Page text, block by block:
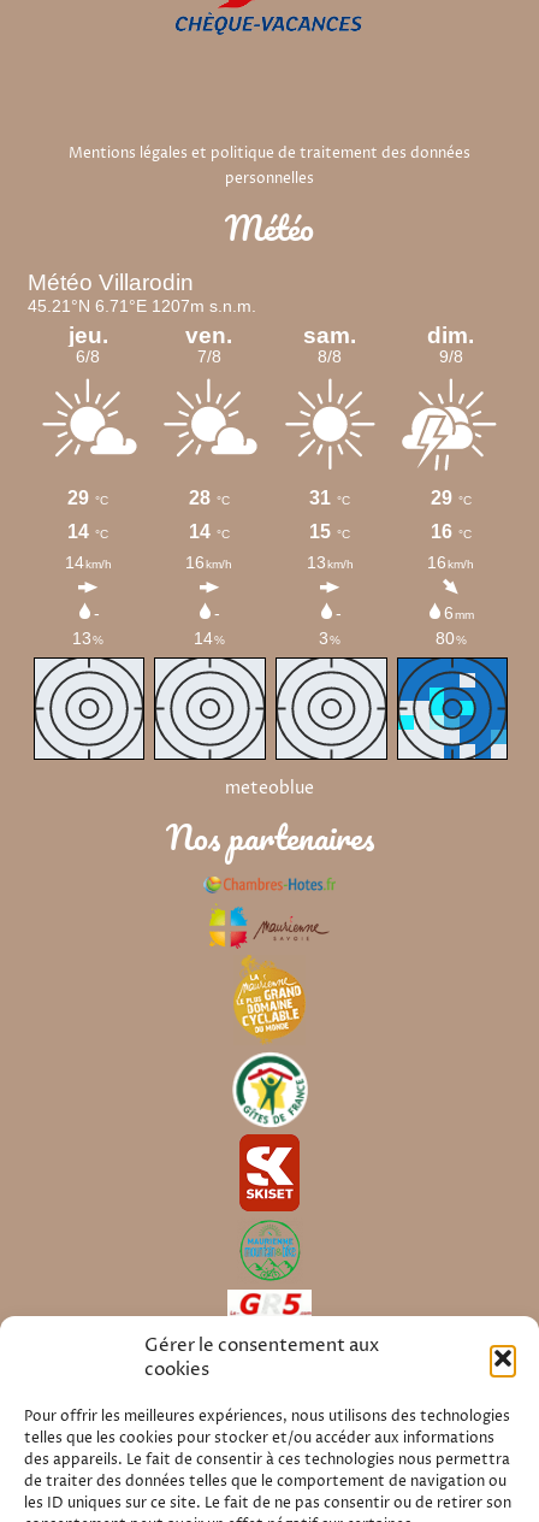
Gérer le consentement aux
cookies
Pour offrir les meilleures expériences, nous utilisons des technologies
telles que les cookies pour stocker et/ou accéder aux informations
des appareils. Le fait de consentir à ces technologies nous permettra
de traiter des données telles que le comportement de navigation ou
les ID uniques sur ce site. Le fait de ne pas consentir ou de retirer son
Mentions légales et politique de traitement des données
personnelles
Météo
meteoblue
Nos partenaires
En savoir plus surAu Coeur
des Alpes
une chambre
d'hotes
Savoie
Villarodin Bourgetet sur les plus